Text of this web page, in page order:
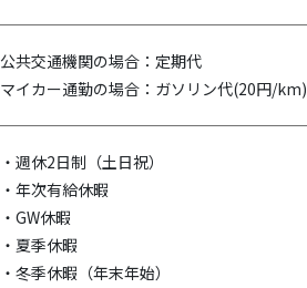
公共交通機関の場合：定期代
マイカー通勤の場合：ガソリン代(20円/km)
・週休2日制（土日祝）
・年次有給休暇
・GW休暇
・夏季休暇
・冬季休暇（年末年始）